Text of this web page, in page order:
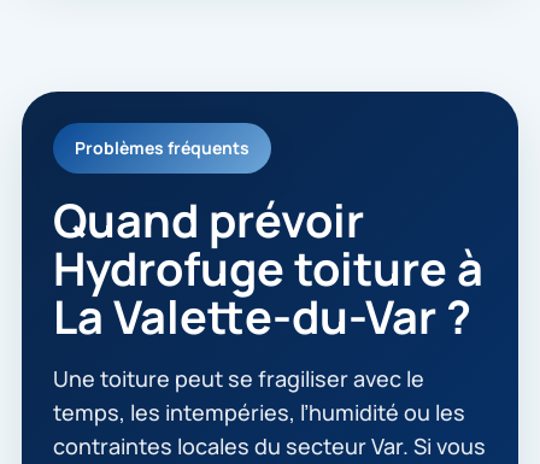
Problèmes fréquents
Quand prévoir
Hydrofuge toiture à
La Valette-du-Var ?
Une toiture peut se fragiliser avec le
temps, les intempéries, l’humidité ou les
contraintes locales du secteur Var. Si vous